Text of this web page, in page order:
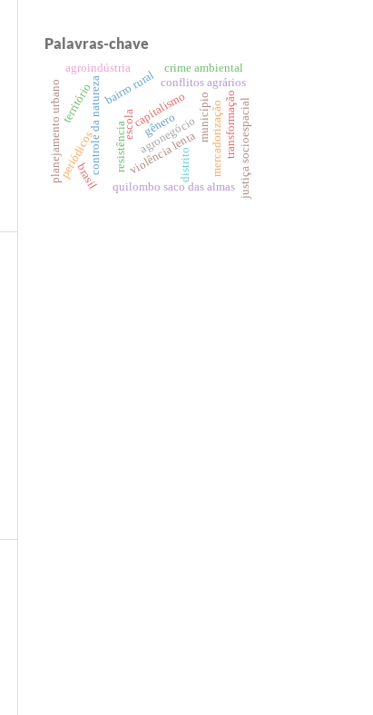
Palavras-chave
município
distrito
bairro rural
escola
resistência
conflitos agrários
agronegócio
quilombo saco das almas
mercadorização
controle da natureza capitalismo
violência lenta
agroindústria crime ambiental
território gênero
planejamento urbano justiça socioespacial
periódicos
brasil
transformação